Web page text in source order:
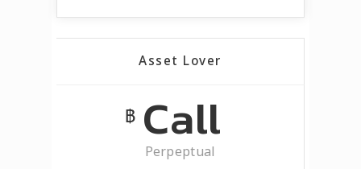
Asset Lover
฿Call
Perpeptual